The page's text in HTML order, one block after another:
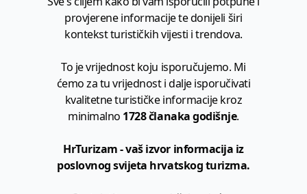
provjerene informacije te donijeli širi
kontekst turističkih vijesti i trendova.
To je vrijednost koju isporučujemo. Mi
ćemo za tu vrijednost i dalje isporučivati
kvalitetne turističke informacije kroz
minimalno 1728 članaka godišnje.
HrTurizam - vaš izvor informacija iz
poslovnog svijeta hrvatskog turizma.